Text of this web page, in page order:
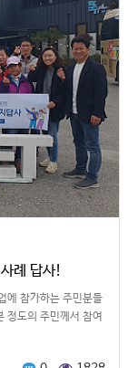
례 답사!
에 참가하는 주민분들
정도의 주민께서 참여